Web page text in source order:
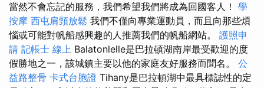
當然不會忘記的服務，我們希望我們將成為回國客人！ 學
按摩 西屯肩頸放鬆 我們不僅向專業運動員，而且向那些煩
惱或可能對帆船感興趣的人推薦我們的帆船網站。 護照申
請 記帳士 線上 Balatonlelle是巴拉頓湖南岸最受歡迎的度
假勝地之一，該城鎮主要以他的家庭友好服務而聞名。 公
益路整骨 卡式台胞證 Tihany是巴拉頓湖中最具標誌性的定